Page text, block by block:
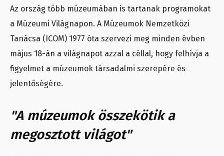
Az ország több múzeumában is tartanak programokat
a Múzeumi Világnapon. A Múzeumok Nemzetközi
Tanácsa (ICOM) 1977 óta szervezi meg minden évben
május 18-án a világnapot azzal a céllal, hogy felhívja a
figyelmet a múzeumok társadalmi szerepére és
jelentőségére.
"A múzeumok összekötik a
megosztott világot"